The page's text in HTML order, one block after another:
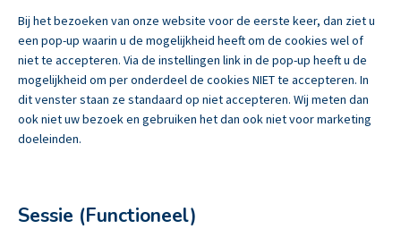
Bij het bezoeken van onze website voor de eerste keer, dan ziet u
een pop-up waarin u de mogelijkheid heeft om de cookies wel of
niet te accepteren. Via de instellingen link in de pop-up heeft u de
mogelijkheid om per onderdeel de cookies NIET te accepteren. In
dit venster staan ze standaard op niet accepteren. Wij meten dan
ook niet uw bezoek en gebruiken het dan ook niet voor marketing
doeleinden.
Sessie (Functioneel)